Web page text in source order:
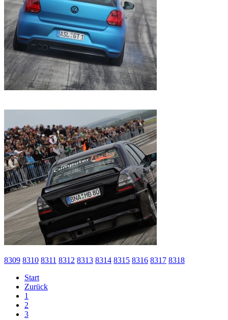
8309 8310 8311 8312 8313 8314 8315 8316 8317 8318
Start
Zurück
1
2
3